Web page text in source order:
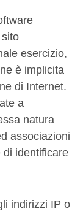
esercizio,
è implicita
di Internet.
a
natura
associazioni
di identificare
indirizzi IP o